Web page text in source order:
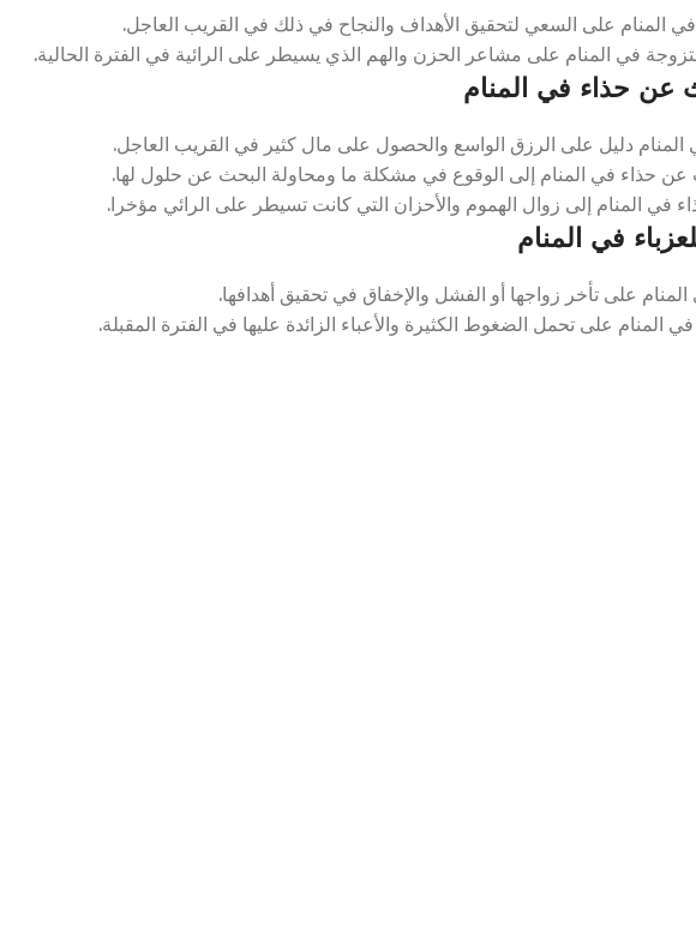
المنام على السعي لتحقيق الأهداف والنجاح في ذلك في القريب العاجل.
في المنام على مشاعر الحزن والهم الذي يسيطر على الرائية في الفترة الحالية.
عن حذاء في المنام
دليل على الرزق الواسع والحصول على مال كثير في القريب العاجل.
حذاء في المنام إلى الوقوع في مشكلة ما ومحاولة البحث عن حلول لها.
المنام إلى زوال الهموم والأحزان التي كانت تسيطر على الرائي مؤخرا.
في المنام
على تأخر زواجها أو الفشل والإخفاق في تحقيق أهدافها.
على تحمل الضغوط الكثيرة والأعباء الزائدة عليها في الفترة المقبلة.